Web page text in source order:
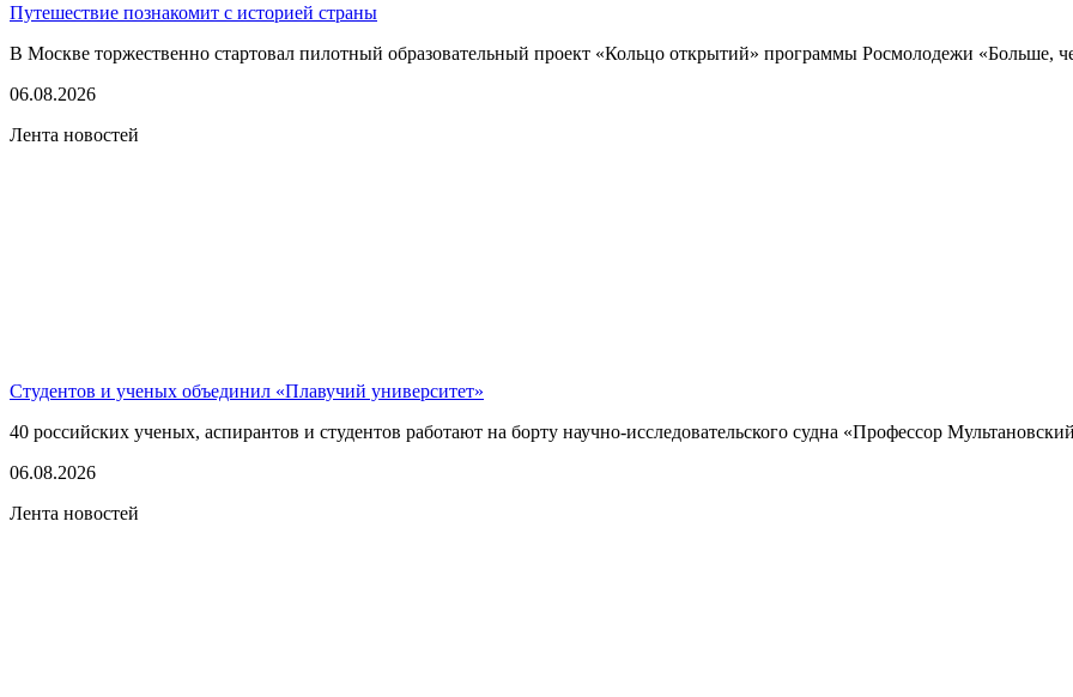
Путешествие познакомит с историей страны
В Москве торжественно стартовал пилотный образовательный проект «Кольцо открытий» программы Росмолодежи «Больше,
06.08.2026
Лента новостей
Студентов и ученых объединил «Плавучий университет»
40 российских ученых, аспирантов и студентов работают на борту научно-исследовательского судна «Профессор
06.08.2026
Лента новостей